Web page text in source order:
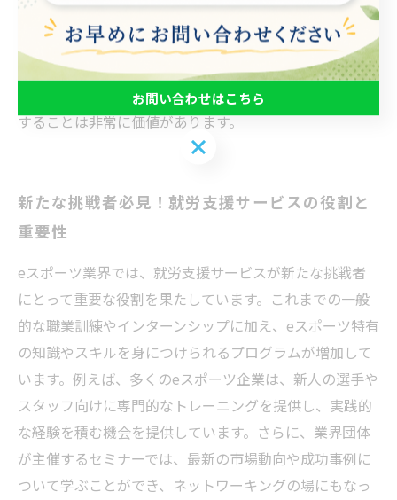
るためのサポートを行っています。 これらのセミナーに
参加することで、業界の専門家との交流ができ、将来の
キャリア形成に大きく寄与します。eスポーツの世界で自
分の可能性を広げたい方にとって、こうした資源を活用
することは非常に価値があります。
新たな挑戦者必見！就労支援サービスの役割と
重要性
eスポーツ業界では、就労支援サービスが新たな挑戦者
にとって重要な役割を果たしています。これまでの一般
的な職業訓練やインターンシップに加え、eスポーツ特有
の知識やスキルを身につけられるプログラムが増加して
います。例えば、多くのeスポーツ企業は、新人の選手や
スタッフ向けに専門的なトレーニングを提供し、実践的
な経験を積む機会を提供しています。さらに、業界団体
が主催するセミナーでは、最新の市場動向や成功事例に
ついて学ぶことができ、ネットワーキングの場にもなっ
お問い合わせはこちら
お問い合わせはこちら